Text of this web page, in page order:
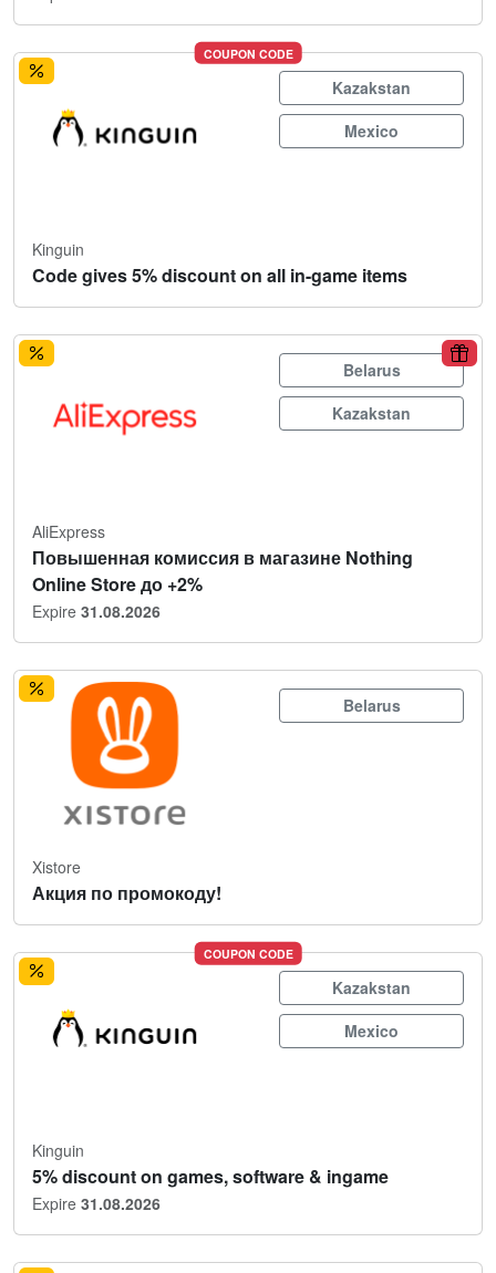
COUPON CODE
Kazakstan
Mexico
Kinguin
Code gives 5% discount on all in-game items
Belarus
Kazakstan
AliExpress
Повышенная комиссия в магазине Nothing
Online Store до +2%
Expire 31.08.2026
Belarus
Xistore
Акция по промокоду!
COUPON CODE
Kazakstan
Mexico
Kinguin
5% discount on games, software & ingame
Expire 31.08.2026